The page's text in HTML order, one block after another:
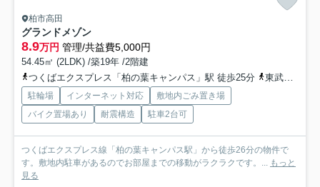
柏市高田
グランドメゾン
8.9万円 管理/共益費5,000円
54.45㎡ (2LDK) /築19年 /2階建
つくばエクスプレス「柏の葉キャンパス」駅 徒歩25分
東武野田線「豊四季」駅 徒歩27分
駐輪場 インターネット対応
敷地内ごみ置き場
バイク置場あり
耐震構造 駐車2台可
つくばエクスプレス線「柏の葉キャンパス駅」から徒歩26分の物件で
す。敷地内駐車があるのでお部屋までの移動がラクラクです。... もっと
見る